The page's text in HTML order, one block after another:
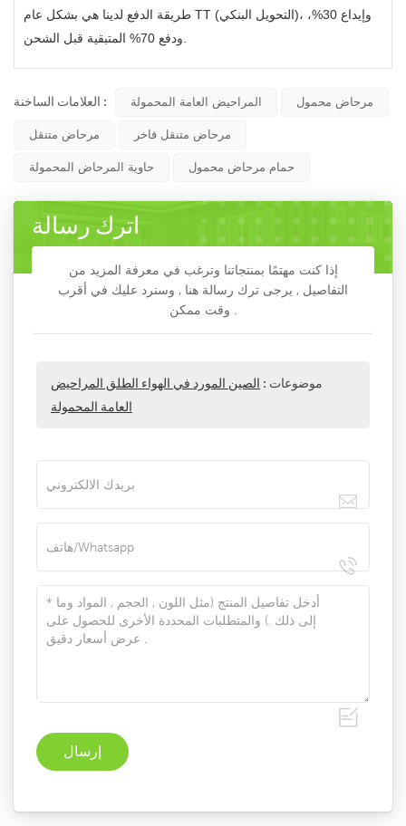
طريقة الدفع لدينا هي بشكل عام TT (التحويل البنكي)، وإيداع 30%،
ودفع 70% المتبقية قبل الشحن.
العلامات الساخنة : المراحيض العامة المحمولة مرحاض محمول
مرحاض متنقل مرحاض متنقل فاخر
حاوية المرحاض المحمولة حمام مرحاض محمول
اترك رسالة
إذا كنت مهتمًا بمنتجاتنا وترغب في معرفة المزيد من
التفاصيل , يرجى ترك رسالة هنا , وسنرد عليك في أقرب
وقت ممكن .
موضوعات : الصين المورد في الهواء الطلق المراحيض
العامة المحمولة